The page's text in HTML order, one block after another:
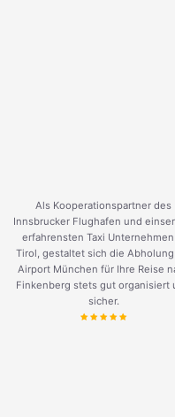
Als Kooperationspartner des
Innsbrucker Flughafen und
erfahrensten Taxi
Tirol, gestaltet sich die Abholung
Airport München für Ihre Reise
Finkenberg stets gut organisiert
sicher.